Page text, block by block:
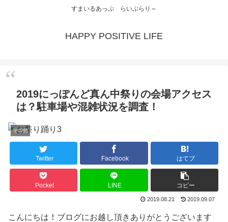
すまいるあっぷ らいぶらり～
HAPPY POSITIVE LIFE
2019にっぽんど真ん中祭りの会場アクセス
は？駐車場や混雑状況を調査！
その他
Twitter Facebook はてブ
Pocket LINE コピー
2019.08.21 2019.09.07
こんにちは！ブログにお越し頂きありがとうございます